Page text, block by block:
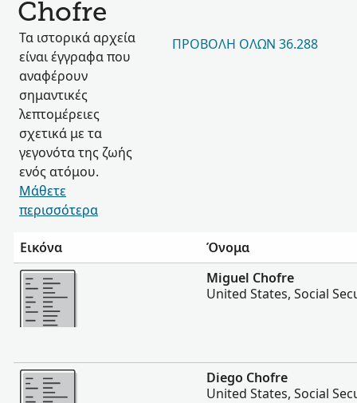
Chofre
Τα ιστορικά αρχεία
είναι έγγραφα που
αναφέρουν
σημαντικές
λεπτομέρειες
σχετικά με τα
γεγονότα της ζωής
ενός ατόμου.
Μάθετε
περισσότερα
ΠΡΟΒΟΛΉ ΌΛΩΝ 36.288
Εικόνα
Όνομα
Περισσότερα
Miguel Chofre
United States, Social
Περισσότερα
Diego Chofre
United States, Social